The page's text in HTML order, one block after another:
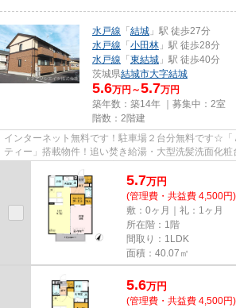
水戸線 「 結城 」駅 徒歩27分
水戸線 「 小田林 」駅 徒歩28分
水戸線 「 東結城 」駅 徒歩40分
茨城県結城市大字結城
5.6万円～5.7万円
築年数：築14年 ｜募集中： 2室
階数：2階建
インターネット無料です！駐車場２台分無料です☆「
ティー」搭載物件！追い焚き給湯・大型洗髪洗面化
5.7万円
(管理費・共益費 4,500円)
敷：0ヶ月｜礼：1ヶ月
所在階：1階
間取り：1LDK
面積：40.07㎡
5.6万円
(管理費・共益費 4,500円)